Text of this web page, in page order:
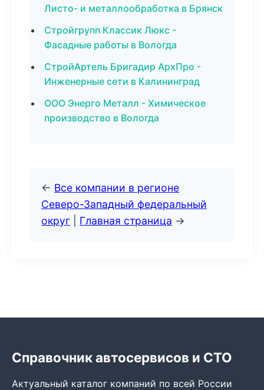
Листо- и металлообработка в Брянск
Стройгрупп Классик Люкс -
Фасадные работы в Вологда
СтройАртель Бригадир АрхПро -
Инженерные сети в Калининград
ООО Энерго Металл - Химическое
производство в Вологда
← Все компании в регионе
Северо-Западный федеральный
округ
Главная страница →
Справочник автосервисов и СТО
Актуальный каталог компаний по всей России